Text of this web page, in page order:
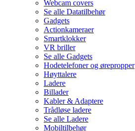
Webcam covers
Se alle Datatilbehør
Gadgets
Actionkameraer
Smartklokker
VR briller
Se alle Gadgets
Hodetelefoner og ørepropper
Høyttalere
Ladere
Billader
Kabler & Adaptere
Trådløse ladere
Se alle Ladere
Mobiltilbehør